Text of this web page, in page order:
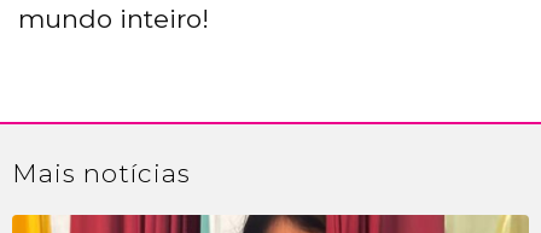
mundo inteiro!
Mais notícias